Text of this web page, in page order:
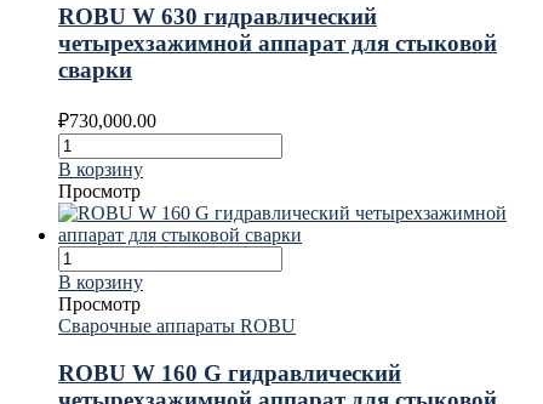
ROBU W 630 гидравлический
четырехзажимной аппарат для стыковой
сварки
₽730,000.00
В корзину
Просмотр
В корзину
Просмотр
Сварочные аппараты ROBU
ROBU W 160 G гидравлический